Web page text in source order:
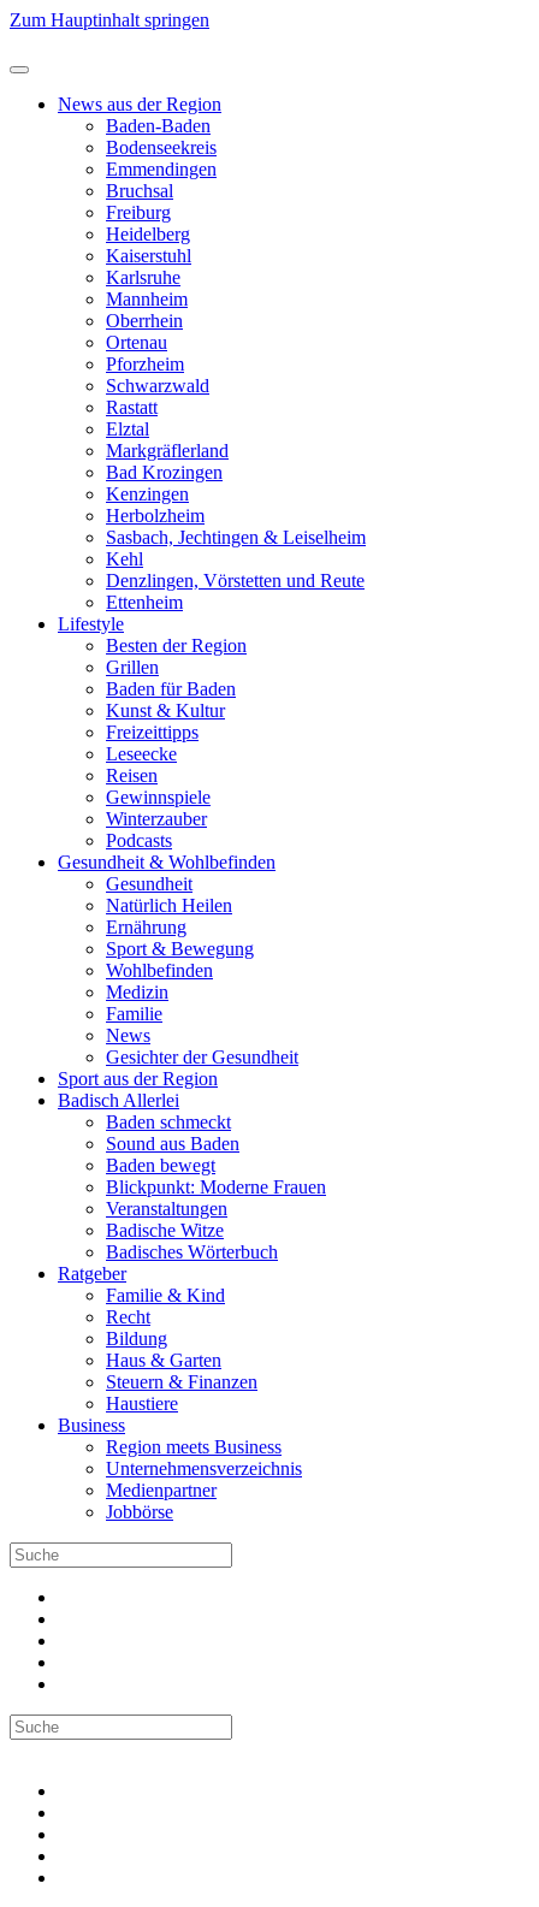
Zum Hauptinhalt springen
News aus der Region
Baden-Baden
Bodenseekreis
Emmendingen
Bruchsal
Freiburg
Heidelberg
Kaiserstuhl
Karlsruhe
Mannheim
Oberrhein
Ortenau
Pforzheim
Schwarzwald
Rastatt
Elztal
Markgräflerland
Bad Krozingen
Kenzingen
Herbolzheim
Sasbach, Jechtingen & Leiselheim
Kehl
Denzlingen, Vörstetten und Reute
Ettenheim
Lifestyle
Besten der Region
Grillen
Baden für Baden
Kunst & Kultur
Freizeittipps
Leseecke
Reisen
Gewinnspiele
Winterzauber
Podcasts
Gesundheit & Wohlbefinden
Gesundheit
Natürlich Heilen
Ernährung
Sport & Bewegung
Wohlbefinden
Medizin
Familie
News
Gesichter der Gesundheit
Sport aus der Region
Badisch Allerlei
Baden schmeckt
Sound aus Baden
Baden bewegt
Blickpunkt: Moderne Frauen
Veranstaltungen
Badische Witze
Badisches Wörterbuch
Ratgeber
Familie & Kind
Recht
Bildung
Haus & Garten
Steuern & Finanzen
Haustiere
Business
Region meets Business
Unternehmensverzeichnis
Medienpartner
Jobbörse